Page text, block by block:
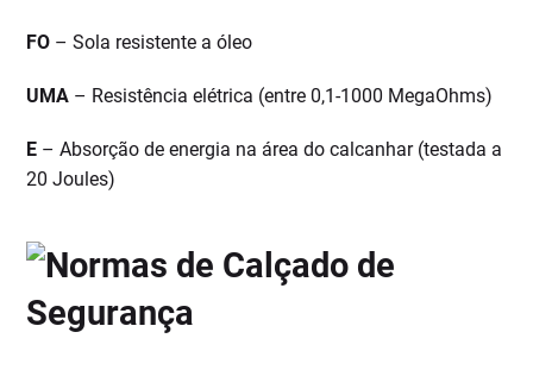
FO – Sola resistente a óleo
UMA – Resistência elétrica (entre 0,1-1000 MegaOhms)
E – Absorção de energia na área do calcanhar (testada a
20 Joules)